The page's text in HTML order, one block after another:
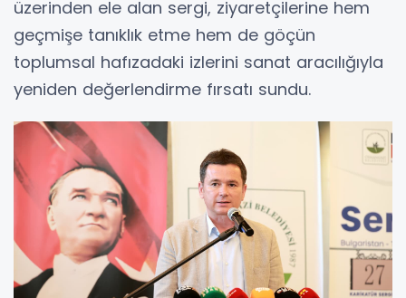
üzerinden ele alan sergi, ziyaretçilerine hem
geçmişe tanıklık etme hem de göçün
toplumsal hafızadaki izlerini sanat aracılığıyla
yeniden değerlendirme fırsatı sundu.